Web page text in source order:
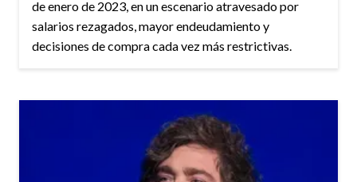
de enero de 2023, en un escenario atravesado por
salarios rezagados, mayor endeudamiento y
decisiones de compra cada vez más restrictivas.